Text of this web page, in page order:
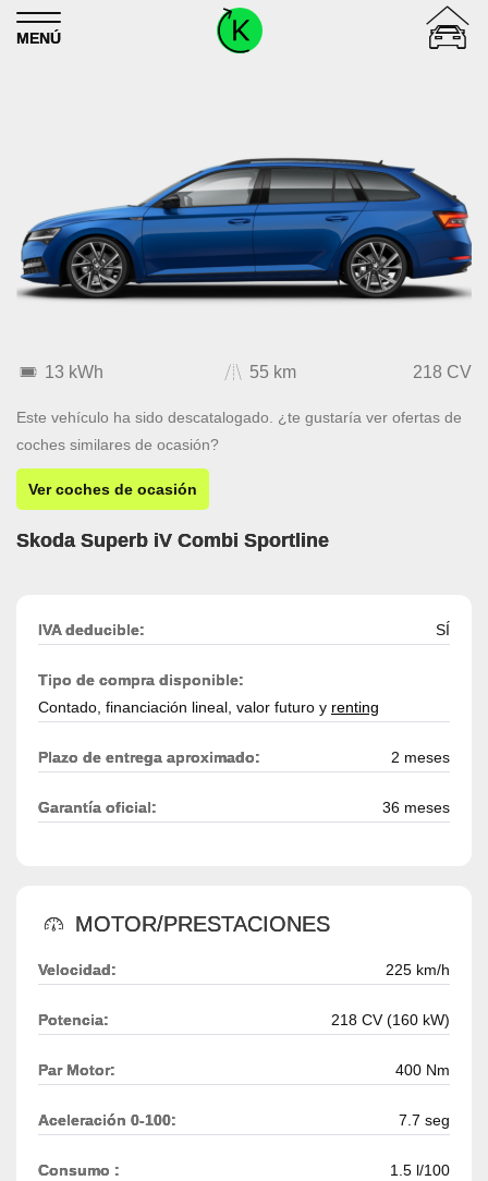
Skip to content
MENÚ
13 kWh 55 km 218 CV
Este vehículo ha sido descatalogado. ¿te gustaría ver ofertas de
coches similares de ocasión?
Ver coches de ocasión
Skoda Superb iV Combi Sportline
IVA deducible: SÍ
Tipo de compra disponible:
Contado, financiación lineal, valor futuro y renting
Plazo de entrega aproximado: 2 meses
Garantía oficial: 36 meses
MOTOR/PRESTACIONES
Velocidad: 225 km/h
Potencia: 218 CV (160 kW)
Par Motor: 400 Nm
Aceleración 0-100: 7.7 seg
Consumo : 1.5 l/100